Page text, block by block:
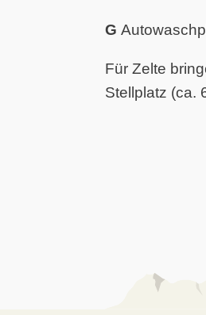
G
Für Zelte
Stellplatz (ca.